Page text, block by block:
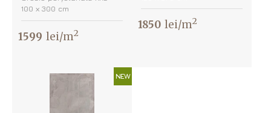
100 х 300 cm
1599 lei/m2
1850 lei/m2
NEW